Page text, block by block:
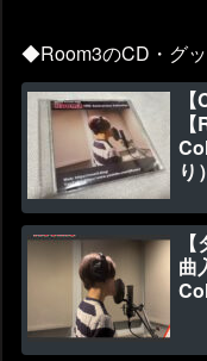
◆Room3のCD・グ
り）
曲